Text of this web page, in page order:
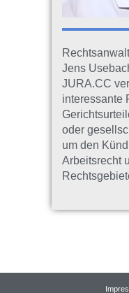
Jens
JURA.CC
interessante
oder
um den
Arbeitsrecht